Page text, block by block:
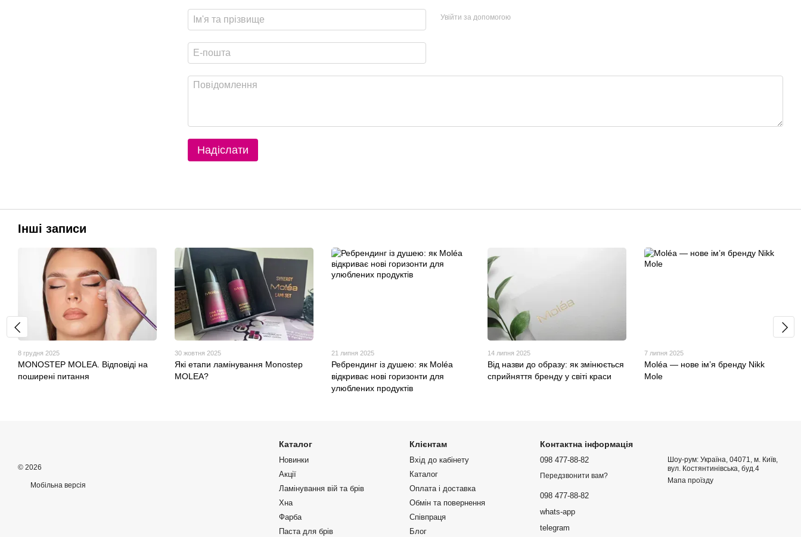
Увійти за допомогою
Надіслати
Інші записи
8 грудня 2025
MONOSTEP MOLEA. Відповіді на
поширені питання
30 жовтня 2025
Які етапи ламінування Monostep
MOLEA?
21 липня 2025
Ребрендинг із душею: як Moléa
відкриває нові горизонти для
улюблених продуктів
14 липня 2025
Від назви до образу: як змінюється
сприйняття бренду у світі краси
7 липня 2025
Moléa — нове ім’я бренду Nikk
Mole
© 2026
Мобільна версія
Каталог
Новинки
Акції
Ламінування вій та брів
Хна
Фарба
Паста для брів
Клієнтам
Вхід до кабінету
Каталог
Оплата і доставка
Обмін та повернення
Співпраця
Блог
Контактна інформація
098 477-88-82
Передзвонити вам?
098 477-88-82
whats-app
telegram
Шоу-рум: Україна, 04071, м. Київ,
вул. Костянтинівська, буд.4
Мапа проїзду